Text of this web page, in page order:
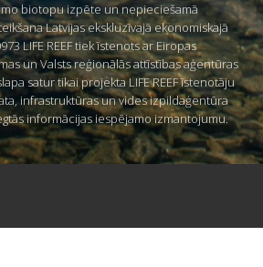
biotopu izpēte un nepieciešamā
Latvijas ekskluzīvajā ekonomiskajā
LIFE REEF tiek īstenots ar Eiropas
un Valsts reģionālās attīstības aģentūras
satur tikai projekta LIFE REEF īstenotāju
infrastruktūras un vides izpildaģentūra
informācijas iespējamo izmantojumu.